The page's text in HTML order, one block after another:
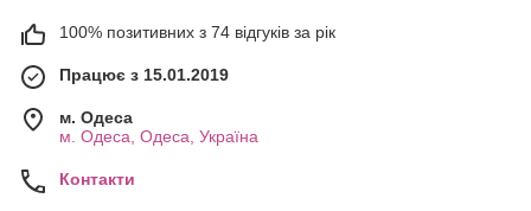
100% позитивних з 74 відгуків за рік
Працює з 15.01.2019
м. Одеса
м. Одеса, Одеса, Україна
Контакти